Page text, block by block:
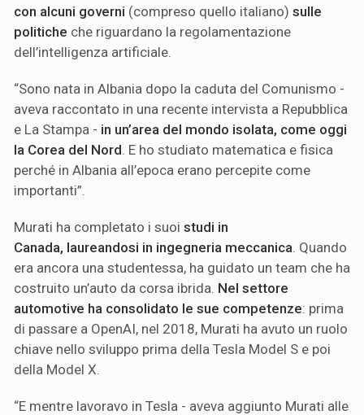
con alcuni governi (compreso quello italiano) sulle
politiche che riguardano la regolamentazione
dell’intelligenza artificiale.
“Sono nata in Albania dopo la caduta del Comunismo -
aveva raccontato in una recente intervista a Repubblica
e La Stampa - in un’area del mondo isolata, come oggi
la Corea del Nord . E ho studiato matematica e fisica
perché in Albania all’epoca erano percepite come
importanti”.
Murati ha completato i suoi studi in
Canada, laureandosi in ingegneria meccanica . Quando
era ancora una studentessa, ha guidato un team che ha
costruito un’auto da corsa ibrida. Nel settore
automotive ha consolidato le sue competenze: prima
di passare a OpenAI, nel 2018, Murati ha avuto un ruolo
chiave nello sviluppo prima della Tesla Model S e poi
della Model X.
“E mentre lavoravo in Tesla - aveva aggiunto Murati alle